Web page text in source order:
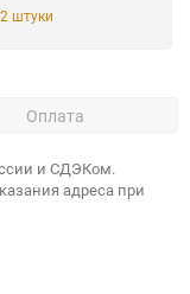
штуки
Оплата
и СДЭКом.
адреса при